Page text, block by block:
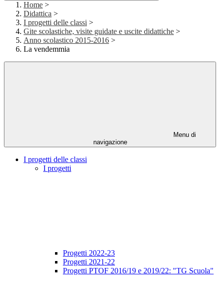
Home >
Didattica >
I progetti delle classi >
Gite scolastiche, visite guidate e uscite didattiche >
Anno scolastico 2015-2016 >
La vendemmia
Menu di
navigazione
I progetti delle classi
I progetti
Progetti 2022-23
Progetti 2021-22
Progetti PTOF 2016/19 e 2019/22: "TG Scuola"